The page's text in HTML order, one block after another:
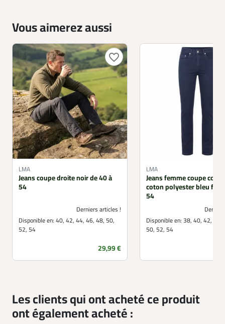
Vous aimerez aussi
favorite_border
LMA
Jeans coupe droite noir de 40 à
54
Derniers articles !
Disponible en: 40, 42, 44, 46, 48, 50,
52, 54
Prix
29,99 €
LMA
Jeans femme coupe
coton polyester bleu
54
Disponible en:38, 40, 42, 44,
50, 52, 54
Les clients qui ont acheté ce produit
ont également acheté :